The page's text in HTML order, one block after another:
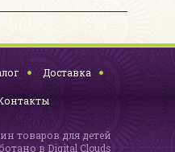
Доставка
товаров для детей
в Digital Clouds